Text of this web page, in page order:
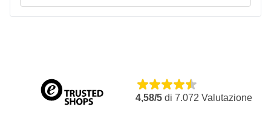
4,58/5 di 7.072 Valutazione